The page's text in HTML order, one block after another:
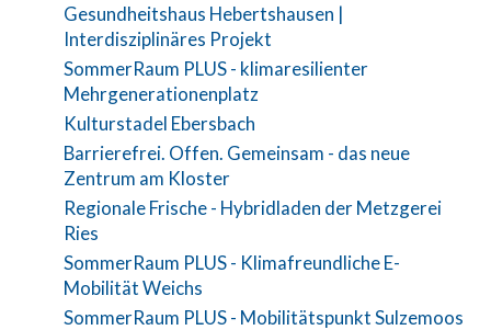
Gesundheitshaus Hebertshausen |
Interdisziplinäres Projekt
SommerRaum PLUS - klimaresilienter
Mehrgenerationenplatz
Kulturstadel Ebersbach
Barrierefrei. Offen. Gemeinsam - das neue
Zentrum am Kloster
Regionale Frische - Hybridladen der Metzgerei
Ries
SommerRaum PLUS - Klimafreundliche E-
Mobilität Weichs
SommerRaum PLUS - Mobilitätspunkt Sulzemoos